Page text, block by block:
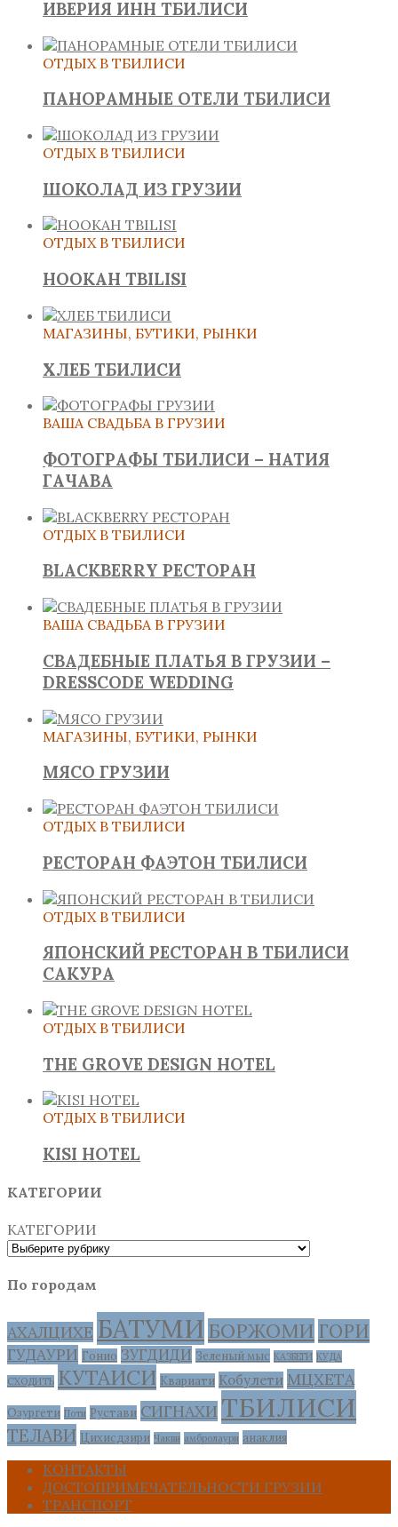
ИВЕРИЯ ИНН ТБИЛИСИ
ОТДЫХ В ТБИЛИСИ
ПАНОРАМНЫЕ ОТЕЛИ ТБИЛИСИ
ОТДЫХ В ТБИЛИСИ
ШОКОЛАД ИЗ ГРУЗИИ
ОТДЫХ В ТБИЛИСИ
HOOKAH TBILISI
МАГАЗИНЫ, БУТИКИ, РЫНКИ
ХЛЕБ ТБИЛИСИ
ВАША СВАДЬБА В ГРУЗИИ
ФОТОГРАФЫ ТБИЛИСИ – НАТИЯ
ГАЧАВА
ОТДЫХ В ТБИЛИСИ
BLACKBERRY РЕСТОРАН
ВАША СВАДЬБА В ГРУЗИИ
СВАДЕБНЫЕ ПЛАТЬЯ В ГРУЗИИ –
DRESSCODE WEDDING
МАГАЗИНЫ, БУТИКИ, РЫНКИ
МЯСО ГРУЗИИ
ОТДЫХ В ТБИЛИСИ
РЕСТОРАН ФАЭТОН ТБИЛИСИ
ОТДЫХ В ТБИЛИСИ
ЯПОНСКИЙ РЕСТОРАН В ТБИЛИСИ
САКУРА
ОТДЫХ В ТБИЛИСИ
THE GROVE DESIGN HOTEL
ОТДЫХ В ТБИЛИСИ
KISI HOTEL
КАТЕГОРИИ
КАТЕГОРИИ
По городам
АХАЛЦИХЕ БАТУМИ БОРЖОМИ ГОРИ
ГУДАУРИ Гонио ЗУГДИДИ Зеленый мыс КАЗБЕГИ КУДА
СХОДИТЬ КУТАИСИ Квариати Кобулети МЦХЕТА
Озургети Поти Рустави СИГНАХИ ТБИЛИСИ
ТЕЛАВИ Цихисдзири Чакви амбролаури анаклия
КОНТАКТЫ
ДОСТОПРИМЕЧАТЕЛЬНОСТИ ГРУЗИИ
ТРАНСПОРТ